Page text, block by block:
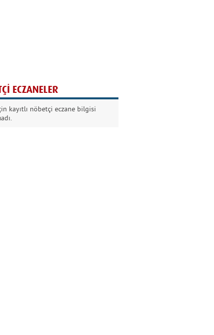
Kurban Bayramında
Dikkat!
ECZANELER
kayıtlı nöbetçi eczane bilgisi